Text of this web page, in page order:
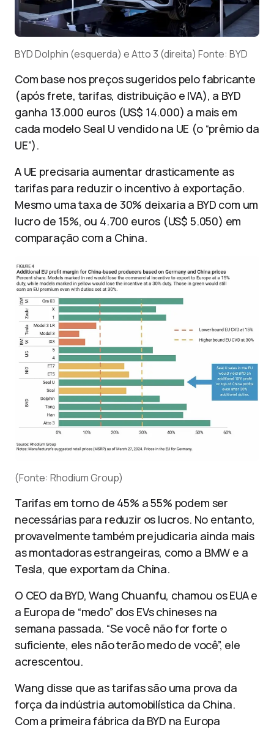
BYD Dolphin (esquerda) e Atto 3 (direita) Fonte: BYD
Com base nos preços sugeridos pelo fabricante
(após frete, tarifas, distribuição e IVA), a BYD
ganha 13.000 euros (US$ 14.000) a mais em
cada modelo Seal U vendido na UE (o “prêmio da
UE”).
A UE precisaria aumentar drasticamente as
tarifas para reduzir o incentivo à exportação.
Mesmo uma taxa de 30% deixaria a BYD com um
lucro de 15%, ou 4.700 euros (US$ 5.050) em
comparação com a China.
(Fonte: Rhodium Group)
Tarifas em torno de 45% a 55% podem ser
necessárias para reduzir os lucros. No entanto,
provavelmente também prejudicaria ainda mais
as montadoras estrangeiras, como a BMW e a
Tesla, que exportam da China.
O CEO da BYD, Wang Chuanfu, chamou os EUA e
a Europa de “medo” dos EVs chineses na
semana passada. “Se você não for forte o
suficiente, eles não terão medo de você”, ele
acrescentou.
Wang disse que as tarifas são uma prova da
força da indústria automobilística da China.
Com a primeira fábrica da BYD na Europa